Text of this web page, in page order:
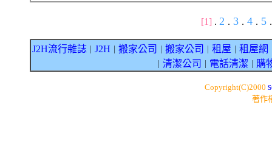
[1] . 2 . 3 . 4 . 5 .
J2H流行雜誌 J2H 搬家公司 搬家公司 租屋 租屋網
清潔公司 電話清潔 購
Copyright(C)2000
著作